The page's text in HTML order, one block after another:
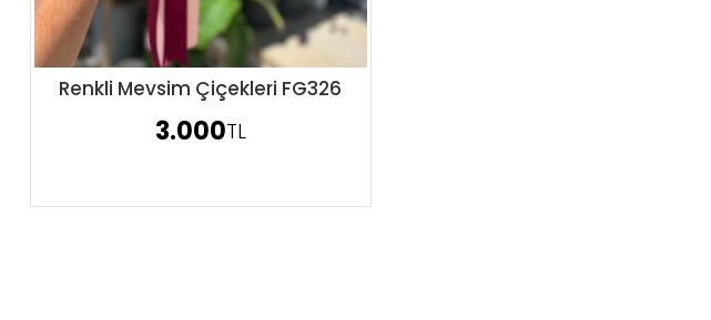
Sipariş Ver
Renkli Mevsim Çiçekleri FG326
3.000TL